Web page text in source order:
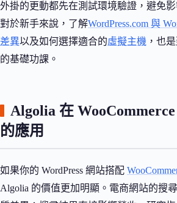
外掛的更動都先在測試環境驗證，避免影
對於新手來說，了解WordPress.com 與
差異以及如何選擇適合的虛擬主機 ，也
的基礎功課。
Algolia 在
的應用
如果你的 WordPress 網站搭配
Algolia 的價值更加明顯。電商網站的搜